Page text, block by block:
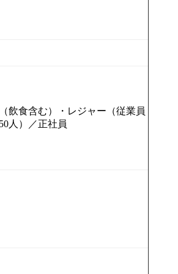
飲食含む）・レジャー（従業員
人）／正社員